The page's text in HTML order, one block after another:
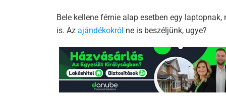
Bele kellene férnie alap esetben egy
is. Az ajándékokról ne is beszéljünk, ugye?